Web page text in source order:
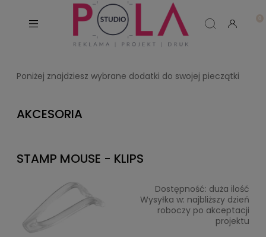
Poniżej znajdziesz wybrane dodatki do swojej pieczątki
AKCESORIA
STAMP MOUSE - KLIPS
Dostępność: duża ilość
Wysyłka w: najbliższy dzień
roboczy po akceptacji
projektu